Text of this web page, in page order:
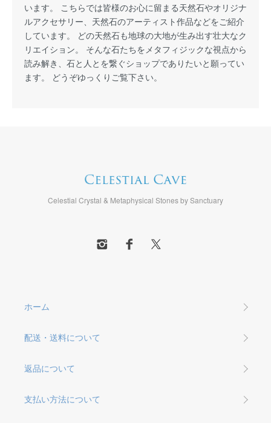
います。 こちらでは皆様のお心に留まる天然石やオリジナ
ルアクセサリー、天然石のアーティスト作品などをご紹介
しています。 どの天然石も地球の大地が生み出す壮大なク
リエイション。 そんな石たちをメタフィジックな視点から
読み解き、石と人とを繋ぐショップでありたいと願ってい
ます。 どうぞゆっくりご覧下さい。
Celestial Crystal & Metaphysical Stones by Sanctuary
ホーム
配送・送料について
返品について
支払い方法について